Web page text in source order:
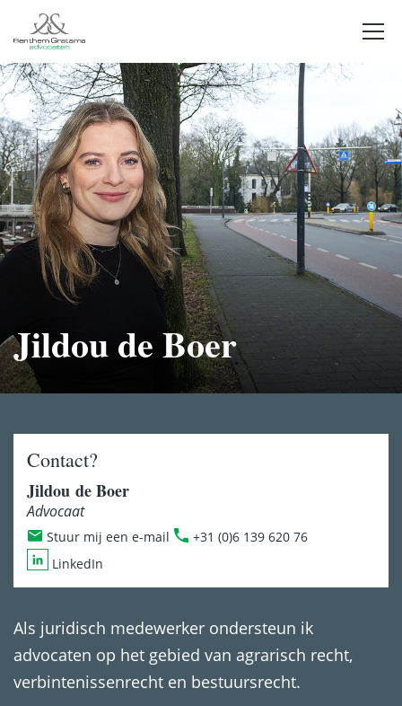
Jildou de Boer
Als juridisch medewerker ondersteun ik
advocaten op het gebied van agrarisch recht,
verbintenissenrecht en bestuursrecht.
Contact?
Jildou de Boer
Advocaat
Stuur mij een e-mail
+31 (0)6 139 620 76
LinkedIn